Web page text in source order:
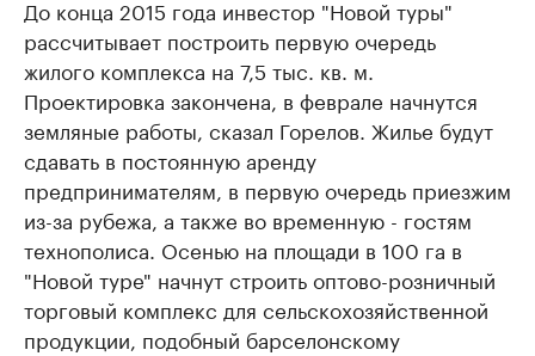
До конца 2015 года инвестор "Новой туры"
рассчитывает построить первую очередь
жилого комплекса на 7,5 тыс. кв. м.
Проектировка закончена, в феврале начнутся
земляные работы, сказал Горелов. Жилье будут
сдавать в постоянную аренду
предпринимателям, в первую очередь приезжим
из-за рубежа, а также во временную - гостям
технополиса. Осенью на площади в 100 га в
"Новой туре" начнут строить оптово-розничный
торговый комплекс для сельскохозяйственной
продукции, подобный барселонскому